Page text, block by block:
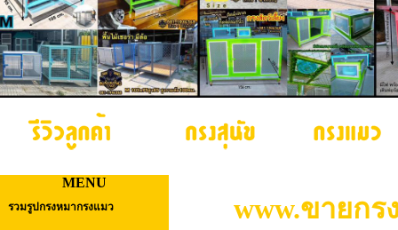
MENU
รวมรูปกรงหมากรงแมว
www.ขายกร